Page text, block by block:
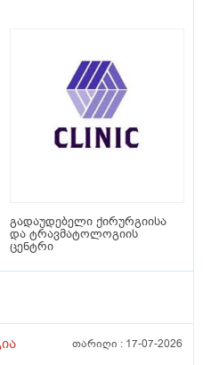
გადაუდებელი ქირურგიისა
და ტრავმატოლოგიის
ცენტრი
თარიღი : 17-07-2026